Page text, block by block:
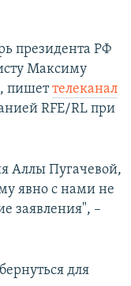
президента РФ
Максиму
пишеттелеканал
RFE/RL при
Аллы Пугачевой,
явно с нами не
заявления", –
для